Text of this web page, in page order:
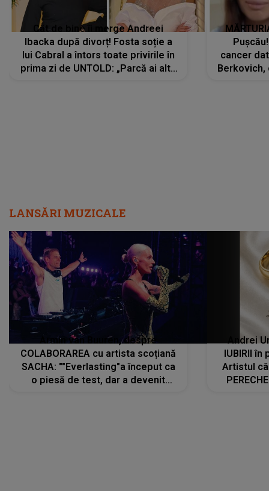
Cât de bine îi merge Andreei
Ibacka după divorț! Fosta soție a
lui Cabral a întors toate privirile în
prima zi de UNTOLD: „Parcă ai altă
cancer
Berkovich,
LANSĂRI MUZICALE
Armin van Buuren, despre
COLABORAREA cu artista scoțiană
SACHA: ""Everlasting"a început ca
o piesă de test, dar a devenit
Andrei
IUBIRII în
Artistul